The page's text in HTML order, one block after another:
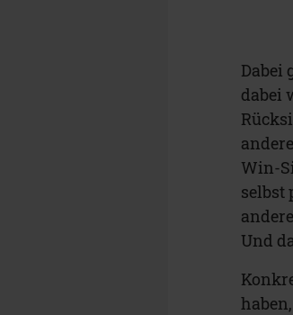
Dabei
dabei
Win-
selbst
Und